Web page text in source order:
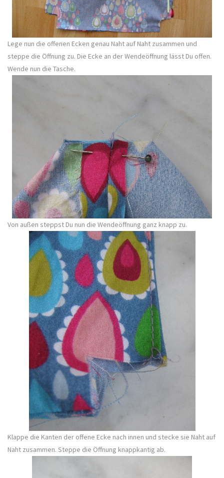
Lege nun die offenen Ecken genau Naht auf Naht zusammen und
steppe die Öffnung zu. Die Ecke an der Wendeöffnung lässt Du offen.
Wende nun die Tasche.
Von außen steppst Du nun die Wendeöffnung ganz knapp zu.
Klappe die Kanten der offene Ecke nach innen und stecke sie Naht auf
Naht zusammen. Steppe die Öffnung knappkantig ab.